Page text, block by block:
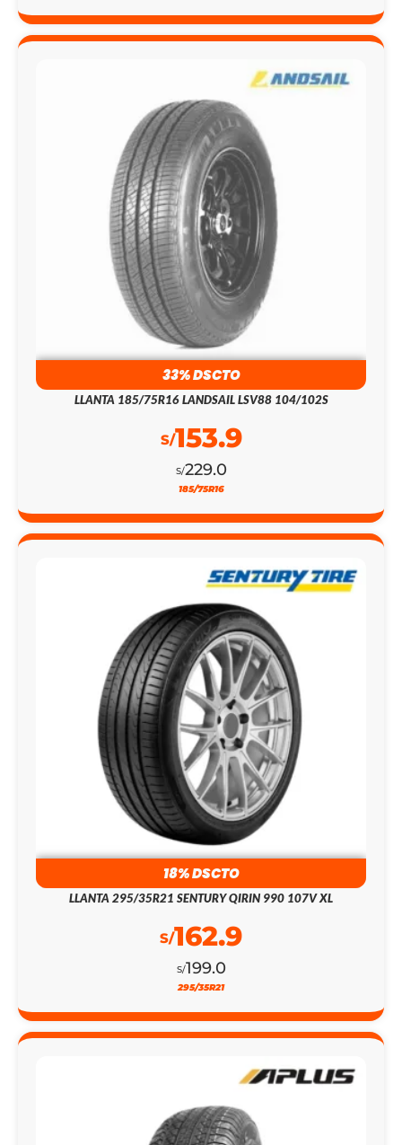
33% DSCTO
LLANTA 185/75R16 LANDSAIL LSV88 104/102S
S/229.0
S/153.9
185/75R16
18% DSCTO
LLANTA 295/35R21 SENTURY QIRIN 990 107V XL
S/199.0
S/162.9
295/35R21